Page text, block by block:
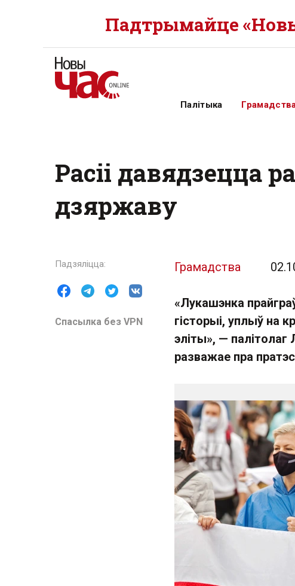
Падтрымайце
Палітыка
Расіі давядзецца
дзяржаву
Спасылка без VPN
Грамадства
«Лукашэнка
гісторыі, уплыў на
эліты», — палітолаг
разважае пра